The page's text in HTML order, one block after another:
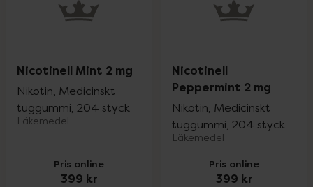
Nicotinell Mint 2 mg
Nikotin, Medicinskt
tuggummi, 204 styck
Läkemedel
Pris online
399 kr
Nicotinell
Peppermint 2 mg
Nikotin, Medicinskt
tuggummi, 204 styck
Läkemedel
Pris online
399 kr